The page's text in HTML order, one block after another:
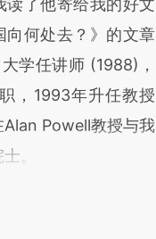
了他寄给我的好文
向何处去？》的文章
学任讲师 (1988)，
，1993年升任教授
Powell教授与我
。